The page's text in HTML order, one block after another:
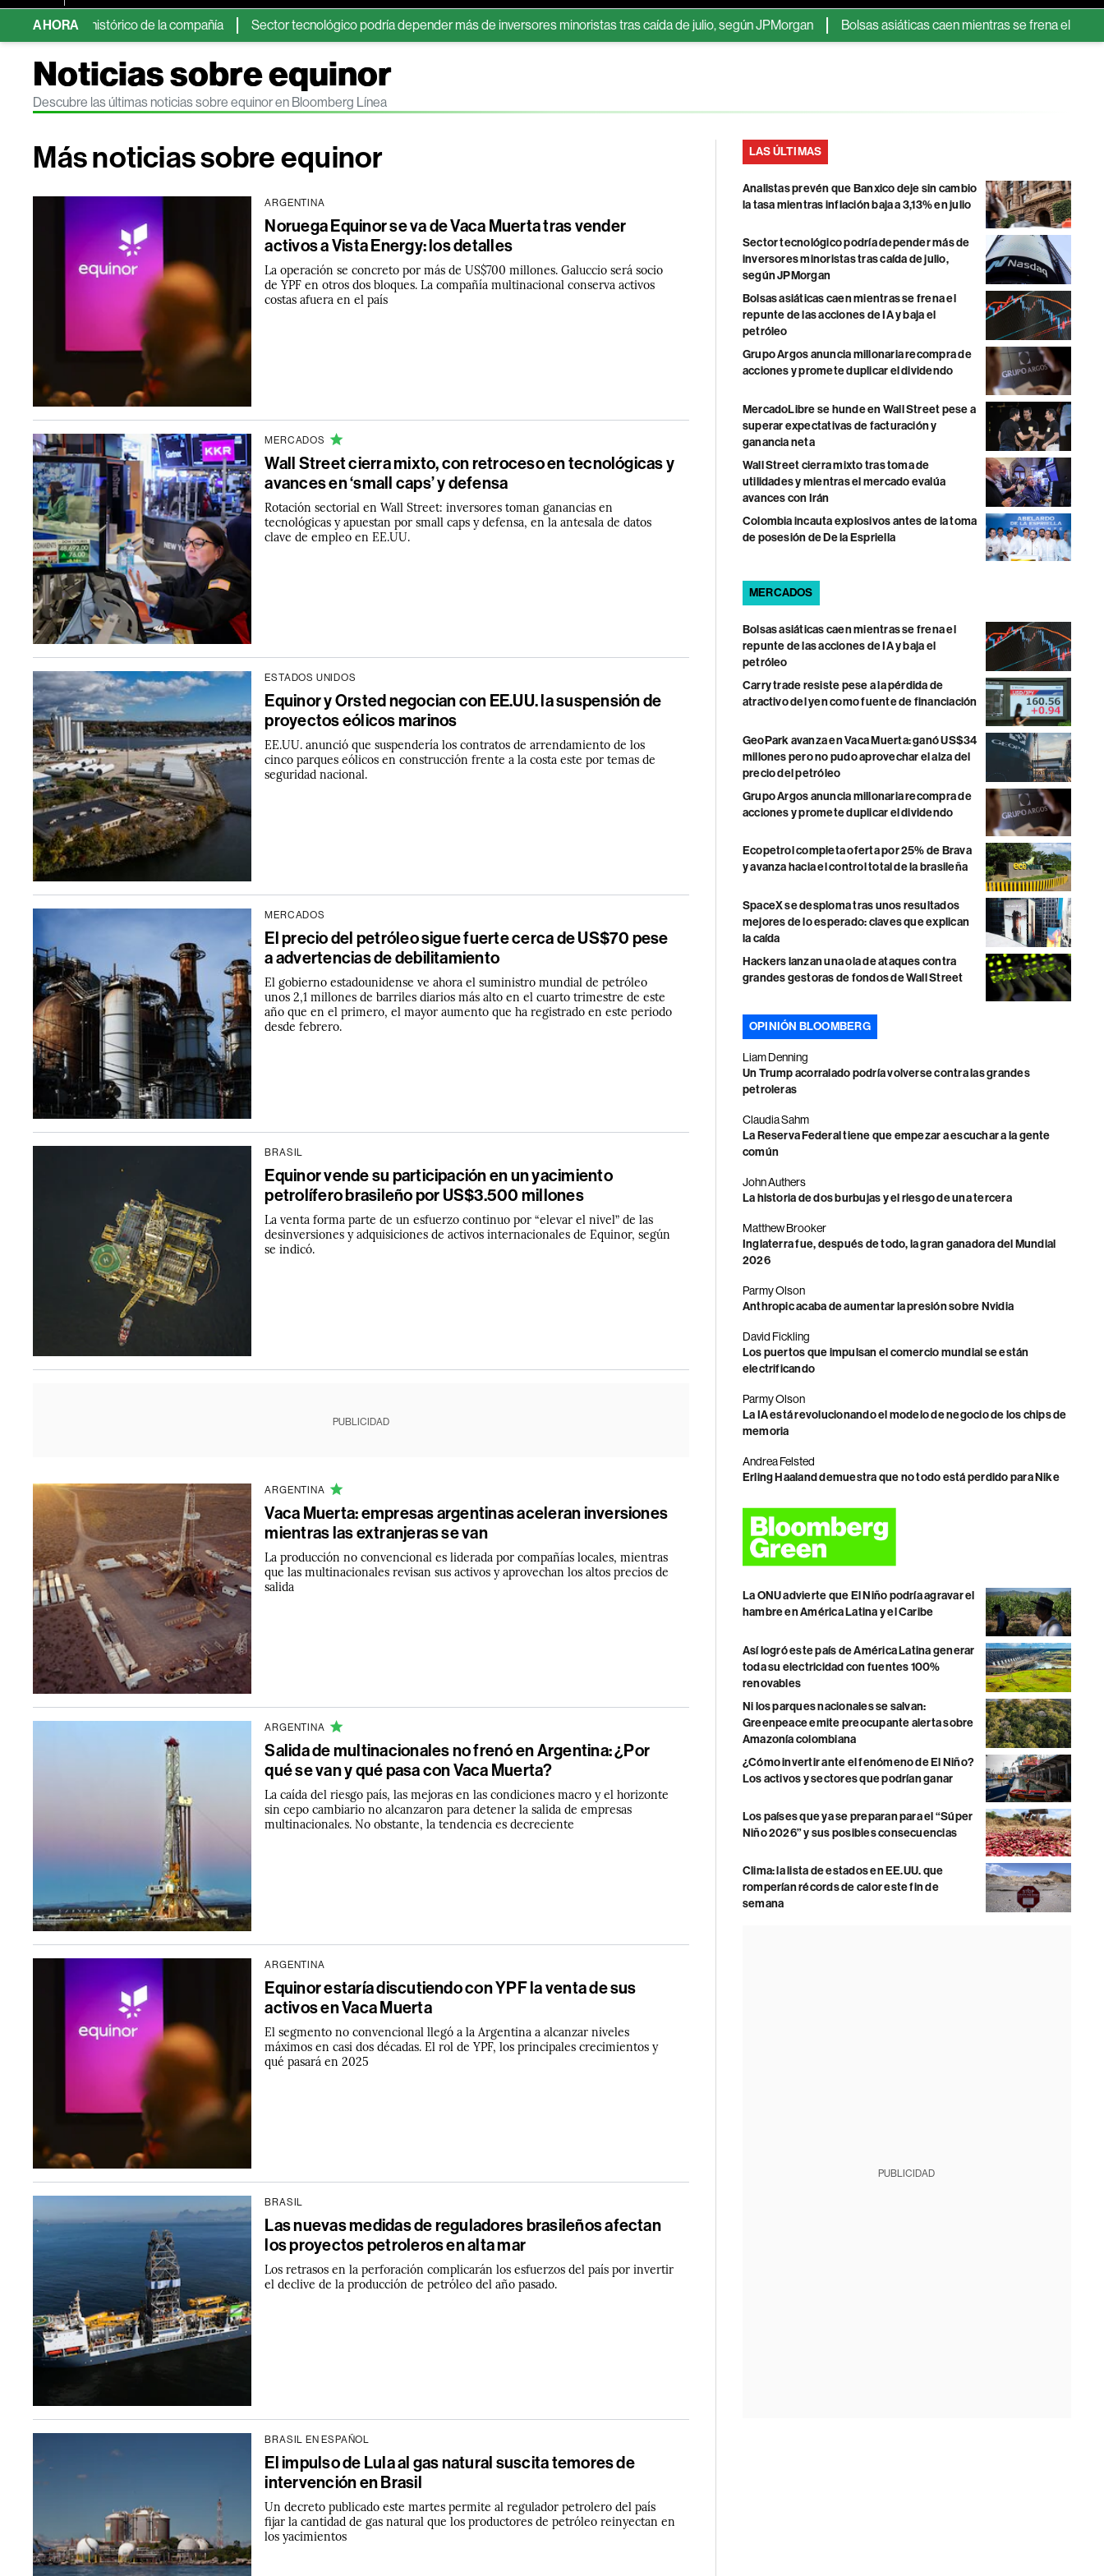
AHORA
histórico de la compañía Sector tecnológico podría depender más de inversores minoristas tras caída de julio, según JPMorgan Bolsas asiáticas caen mientras se frena el repunte de
Noticias sobre equinor
Descubre las últimas noticias sobre equinor en Bloomberg Línea
Más noticias sobre equinor
ARGENTINA
Noruega Equinor se va de Vaca Muerta tras vender
activos a Vista Energy: los detalles
La operación se concreto por más de US$700 millones. Galuccio será socio
de YPF en otros dos bloques. La compañía multinacional conserva activos
costas afuera en el país
MERCADOS
Wall Street cierra mixto, con retroceso en tecnológicas y
avances en ‘small caps’ y defensa
Rotación sectorial en Wall Street: inversores toman ganancias en
tecnológicas y apuestan por small caps y defensa, en la antesala de datos
clave de empleo en EE.UU.
ESTADOS UNIDOS
Equinor y Orsted negocian con EE.UU. la suspensión de
proyectos eólicos marinos
EE.UU. anunció que suspendería los contratos de arrendamiento de los
cinco parques eólicos en construcción frente a la costa este por temas de
seguridad nacional.
MERCADOS
El precio del petróleo sigue fuerte cerca de US$70 pese
a advertencias de debilitamiento
El gobierno estadounidense ve ahora el suministro mundial de petróleo
unos 2,1 millones de barriles diarios más alto en el cuarto trimestre de este
año que en el primero, el mayor aumento que ha registrado en este periodo
desde febrero.
BRASIL
Equinor vende su participación en un yacimiento
petrolífero brasileño por US$3.500 millones
La venta forma parte de un esfuerzo continuo por “elevar el nivel” de las
desinversiones y adquisiciones de activos internacionales de Equinor, según
se indicó.
PUBLICIDAD
ARGENTINA
Vaca Muerta: empresas argentinas aceleran inversiones
mientras las extranjeras se van
La producción no convencional es liderada por compañías locales, mientras
que las multinacionales revisan sus activos y aprovechan los altos precios de
salida
ARGENTINA
Salida de multinacionales no frenó en Argentina: ¿Por
qué se van y qué pasa con Vaca Muerta?
La caída del riesgo país, las mejoras en las condiciones macro y el horizonte
sin cepo cambiario no alcanzaron para detener la salida de empresas
multinacionales. No obstante, la tendencia es decreciente
ARGENTINA
Equinor estaría discutiendo con YPF la venta de sus
activos en Vaca Muerta
El segmento no convencional llegó a la Argentina a alcanzar niveles
máximos en casi dos décadas. El rol de YPF, los principales crecimientos y
qué pasará en 2025
BRASIL
Las nuevas medidas de reguladores brasileños afectan
los proyectos petroleros en alta mar
Los retrasos en la perforación complicarán los esfuerzos del país por invertir
el declive de la producción de petróleo del año pasado.
BRASIL EN ESPAÑOL
El impulso de Lula al gas natural suscita temores de
intervención en Brasil
Un decreto publicado este martes permite al regulador petrolero del país
fijar la cantidad de gas natural que los productores de petróleo reinyectan en
los yacimientos
LAS ÚLTIMAS
Analistas prevén que Banxico deje sin cambio
la tasa mientras inflación baja a 3,13% en julio
Sector tecnológico podría depender más de
inversores minoristas tras caída de julio,
según JPMorgan
Bolsas asiáticas caen mientras se frena el
repunte de las acciones de IA y baja el
petróleo
Grupo Argos anuncia millonaria recompra de
acciones y promete duplicar el dividendo
MercadoLibre se hunde en Wall Street pese a
superar expectativas de facturación y
ganancia neta
Wall Street cierra mixto tras toma de
utilidades y mientras el mercado evalúa
avances con Irán
Colombia incauta explosivos antes de la toma
de posesión de De la Espriella
MERCADOS
Bolsas asiáticas caen mientras se frena el
repunte de las acciones de IA y baja el
petróleo
Carry trade resiste pese a la pérdida de
atractivo del yen como fuente de financiación
GeoPark avanza en Vaca Muerta: ganó US$34
millones pero no pudo aprovechar el alza del
precio del petróleo
Grupo Argos anuncia millonaria recompra de
acciones y promete duplicar el dividendo
Ecopetrol completa oferta por 25% de Brava
y avanza hacia el control total de la brasileña
SpaceX se desploma tras unos resultados
mejores de lo esperado: claves que explican
la caída
Hackers lanzan una ola de ataques contra
grandes gestoras de fondos de Wall Street
OPINIÓN BLOOMBERG
Liam Denning
Un Trump acorralado podría volverse contra las grandes
petroleras
Claudia Sahm
La Reserva Federal tiene que empezar a escuchar a la gente
común
John Authers
La historia de dos burbujas y el riesgo de una tercera
Matthew Brooker
Inglaterra fue, después de todo, la gran ganadora del Mundial
2026
Parmy Olson
Anthropic acaba de aumentar la presión sobre Nvidia
David Fickling
Los puertos que impulsan el comercio mundial se están
electrificando
Parmy Olson
La IA está revolucionando el modelo de negocio de los chips de
memoria
Andrea Felsted
Erling Haaland demuestra que no todo está perdido para Nike
La ONU advierte que El Niño podría agravar el
hambre en América Latina y el Caribe
Así logró este país de América Latina generar
toda su electricidad con fuentes 100%
renovables
Ni los parques nacionales se salvan:
Greenpeace emite preocupante alerta sobre
Amazonía colombiana
¿Cómo invertir ante el fenómeno de El Niño?
Los activos y sectores que podrían ganar
Los países que ya se preparan para el “Súper
Niño 2026” y sus posibles consecuencias
Clima: la lista de estados en EE.UU. que
romperían récords de calor este fin de
semana
PUBLICIDAD